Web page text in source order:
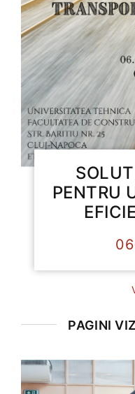
PENTRU
PAGINI